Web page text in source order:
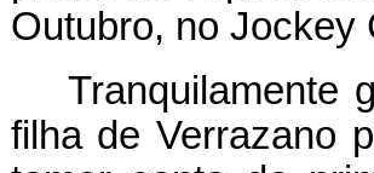
Outubro, no Jockey
Tranquilamente
filha de Verrazano